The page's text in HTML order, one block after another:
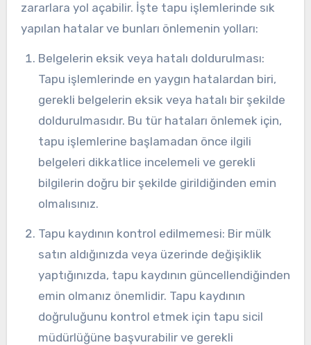
zararlara yol açabilir. İşte tapu işlemlerinde sık
yapılan hatalar ve bunları önlemenin yolları:
Belgelerin eksik veya hatalı doldurulması:
Tapu işlemlerinde en yaygın hatalardan biri,
gerekli belgelerin eksik veya hatalı bir şekilde
doldurulmasıdır. Bu tür hataları önlemek için,
tapu işlemlerine başlamadan önce ilgili
belgeleri dikkatlice incelemeli ve gerekli
bilgilerin doğru bir şekilde girildiğinden emin
olmalısınız.
Tapu kaydının kontrol edilmemesi: Bir mülk
satın aldığınızda veya üzerinde değişiklik
yaptığınızda, tapu kaydının güncellendiğinden
emin olmanız önemlidir. Tapu kaydının
doğruluğunu kontrol etmek için tapu sicil
müdürlüğüne başvurabilir ve gerekli